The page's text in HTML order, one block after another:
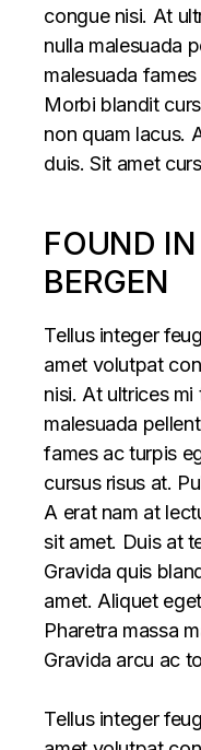
congue nisi. At
nulla malesuada
malesuada
Morbi blandit
non quam lacus.
duis. Sit amet
FOUND
BERGEN
Tellus integer
amet volutpat
nisi. At ultrices
malesuada
fames ac turpis
cursus risus at.
A erat nam at
sit amet. Duis at
Gravida quis
amet. Aliquet
Pharetra massa
Gravida arcu ac
Tellus integer